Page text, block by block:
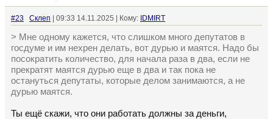
#23 Склеп | 09:33 14.11.2025 | Кому: IDMIRT
> Мне одному кажется, что слишком много депутатов в
госдуме и им нехрен делать, вот дурью и маятся. Надо бы
посократить количество, для начала раза в два, если не
прекратят маятся дурью еще в два и так пока не
остануться депутаты, которые делом занимаются, а не
дурью маятся.
Ты ещё скажи, что они работать должны за деньги,